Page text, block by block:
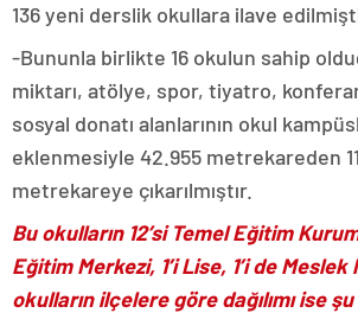
136 yeni derslik okullara ilave
-Bununla birlikte 16 okulun sahip
miktarı, atölye, spor, tiyatro,
sosyal donatı alanlarının okul
eklenmesiyle 42.955 metrekareden
metrekareye çıkarılmıştır.
Bu okulların 12’si Temel Eğitim
Eğitim Merkezi, 1’i Lise, 1’i de
okulların ilçelere göre dağılımı ise